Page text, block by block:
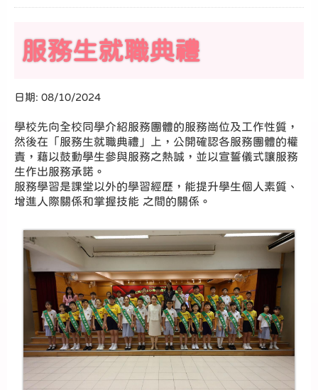
服務生就職典禮
日期: 08/10/2024
學校先向全校同學介紹服務團體的服務崗位及工作性質，
然後在「服務生就職典禮」上，公開確認各服務團體的權
責，藉以鼓動學生參與服務之熱誠，並以宣誓儀式讓服務
生作出服務承諾。
服務學習是課堂以外的學習經歷，能提升學生個人素質、
增進人際關係和掌握技能 之間的關係。